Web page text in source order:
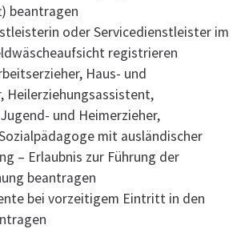
beantragen
oder Servicedienstleister im
registrieren
Haus- und
Heilerziehungsassistent,
und Heimerzieher,
mit ausländischer
– Erlaubnis zur Führung der
beantragen
bei vorzeitigem Eintritt in den